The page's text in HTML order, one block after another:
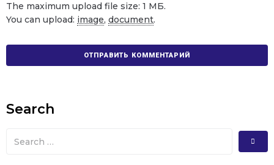
The maximum upload file size: 1 МБ.
You can upload: image, document.
Search